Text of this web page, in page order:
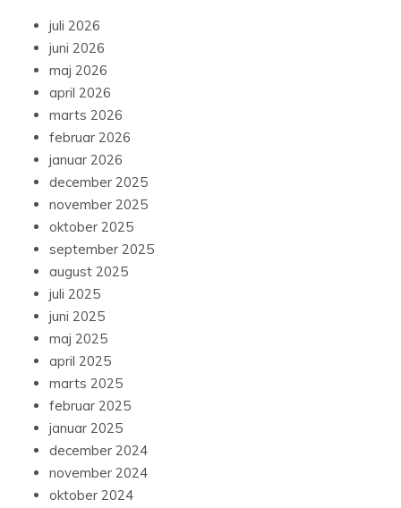
juli 2026
juni 2026
maj 2026
april 2026
marts 2026
februar 2026
januar 2026
december 2025
november 2025
oktober 2025
september 2025
august 2025
juli 2025
juni 2025
maj 2025
april 2025
marts 2025
februar 2025
januar 2025
december 2024
november 2024
oktober 2024